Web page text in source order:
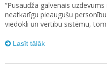
“Pusaudža galvenais
neatkarīgu pieaugušu
viedokli un vērtību sistēmu,
Lasīt tālāk